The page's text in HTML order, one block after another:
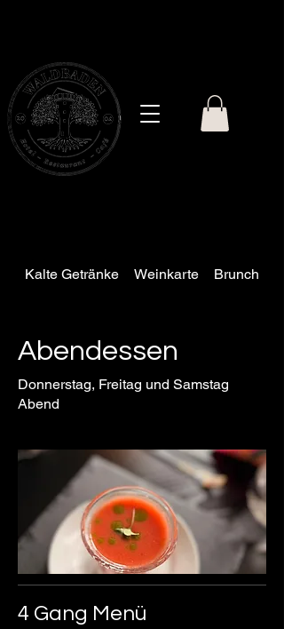
Kalte Getränke Weinkarte Brunch
Abendessen
Donnerstag, Freitag und Samstag
Abend
4 Gang Menü